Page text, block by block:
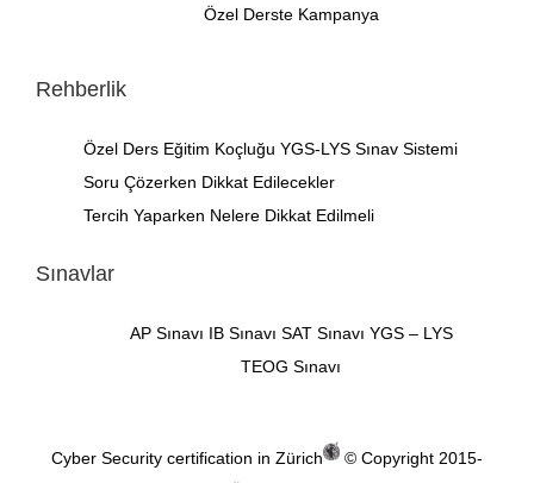
Özel Derste Kampanya
Rehberlik
Özel Ders Eğitim Koçluğu YGS-LYS Sınav Sistemi
Soru Çözerken Dikkat Edilecekler
Tercih Yaparken Nelere Dikkat Edilmeli
Sınavlar
AP Sınavı IB Sınavı SAT Sınavı YGS – LYS
TEOG Sınavı
Cyber Security certification in Zürich
© Copyright 2015-